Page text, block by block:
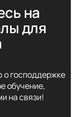
на
для
господдержке
обучение,
на связи!